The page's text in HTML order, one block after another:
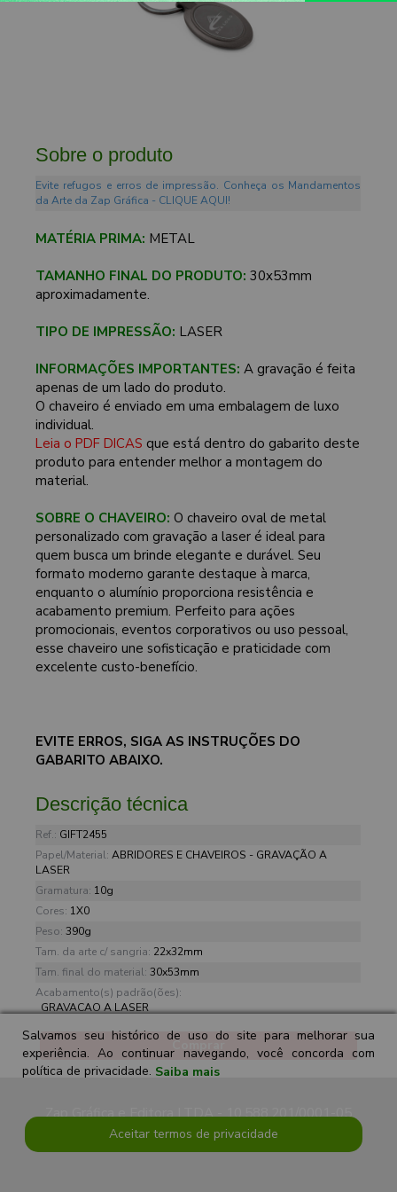
Sobre o produto
Evite refugos e erros de impressão. Conheça os Mandamentos
da Arte da Zap Gráfica - CLIQUE AQUI!
MATÉRIA PRIMA: METAL
TAMANHO FINAL DO PRODUTO: 30x53mm
aproximadamente.
TIPO DE IMPRESSÃO: LASER
INFORMAÇÕES IMPORTANTES: A gravação é feita
apenas de um lado do produto.
O chaveiro é enviado em uma embalagem de luxo
individual.
Leia o PDF DICAS que está dentro do gabarito deste
produto para entender melhor a montagem do
material.
SOBRE O CHAVEIRO: O chaveiro oval de metal
personalizado com gravação a laser é ideal para
quem busca um brinde elegante e durável. Seu
formato moderno garante destaque à marca,
enquanto o alumínio proporciona resistência e
acabamento premium. Perfeito para ações
promocionais, eventos corporativos ou uso pessoal,
esse chaveiro une sofisticação e praticidade com
excelente custo-benefício.
EVITE ERROS, SIGA AS INSTRUÇÕES DO
GABARITO ABAIXO.
Descrição técnica
Ref.: GIFT2455
Papel/Material: ABRIDORES E CHAVEIROS - GRAVAÇÃO A
LASER
Gramatura: 10g
Cores: 1X0
Peso: 390g
Tam. da arte c/ sangria: 22x32mm
Tam. final do material: 30x53mm
Acabamento(s) padrão(ões):
GRAVACAO A LASER
Comprar
Zap Gráfica e Editora LTDA - 10.588.201/0001-05
Salvamos seu histórico de uso do site para melhorar sua
experiência. Ao continuar navegando, você concorda com
política de privacidade. Saiba mais
Aceitar termos de privacidade